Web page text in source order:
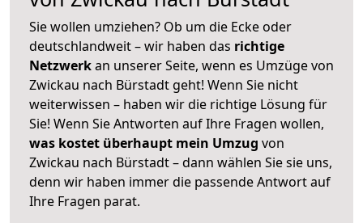
Sie wollen umziehen? Ob um die Ecke oder
deutschlandweit – wir haben das richtige
Netzwerkan unserer Seite, wenn es Umzüge von
Zwickau nach Bürstadt geht! Wenn Sie nicht
weiterwissen – haben wir die richtige Lösung für
Sie! Wenn Sie Antworten auf Ihre Fragen wollen,
was kostet überhaupt mein Umzug von
Zwickau nach Bürstadt – dann wählen Sie sie uns,
denn wir haben immer die passende Antwort auf
Ihre Fragen parat.